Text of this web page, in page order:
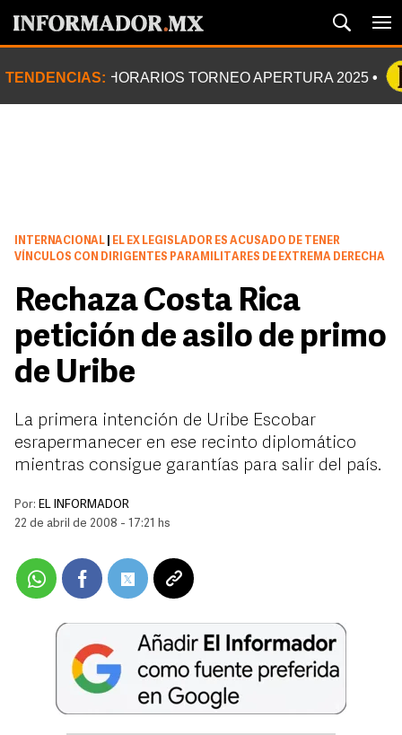
TENDENCIAS: HORARIOS TORNEO APERTURA 2025
INTERNACIONAL
EL EX LEGISLADOR ES ACUSADO DE TENER
VÍNCULOS CON DIRIGENTES PARAMILITARES DE EXTREMA DERECHA
Rechaza Costa Rica
petición de asilo de primo
de Uribe
La primera intención de Uribe Escobar
esrapermanecer en ese recinto diplomático
mientras consigue garantías para salir del país.
Por: EL INFORMADOR
22 de abril de 2008 - 17:21 hs